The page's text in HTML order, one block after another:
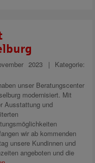
2023 | Kategorie:
unser Beratungscenter
modernisiert. Mit
Ausstattung und
wir ab kommenden
unsere Kundinnen und
angeboten und die